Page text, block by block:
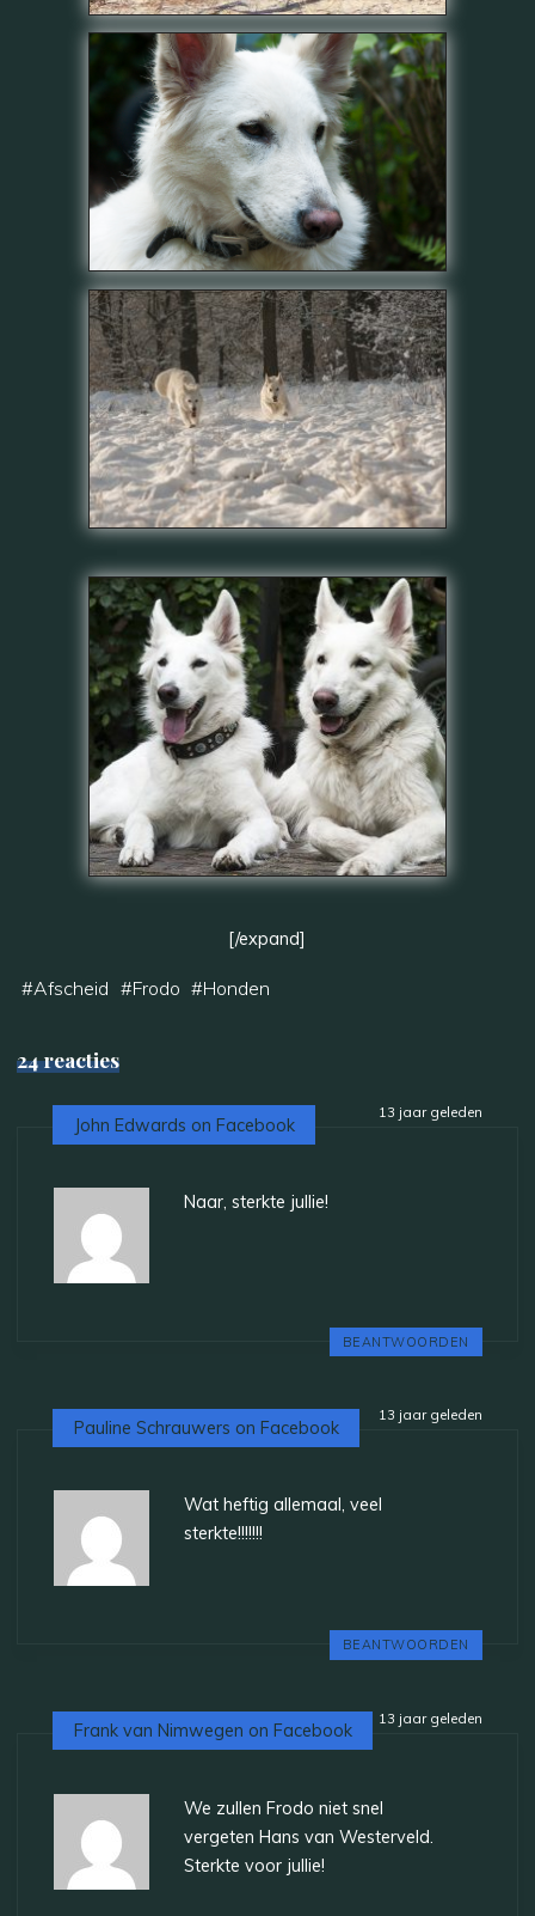
[/expand]
#Afscheid #Frodo #Honden
24 reacties
13 jaar geleden
John Edwards on Facebook
Naar, sterkte jullie!
BEANTWOORDEN
13 jaar geleden
Pauline Schrauwers on Facebook
Wat heftig allemaal, veel
sterkte!!!!!!!
BEANTWOORDEN
13 jaar geleden
Frank van Nimwegen on Facebook
We zullen Frodo niet snel
vergeten Hans van Westerveld.
Sterkte voor jullie!